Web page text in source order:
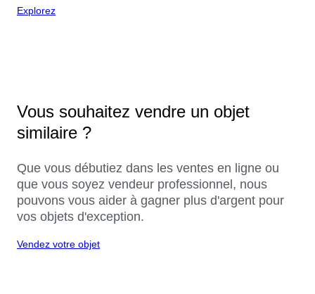
Explorez
Vous souhaitez vendre un objet
similaire ?
Que vous débutiez dans les ventes en ligne ou
que vous soyez vendeur professionnel, nous
pouvons vous aider à gagner plus d'argent pour
vos objets d'exception.
Vendez votre objet